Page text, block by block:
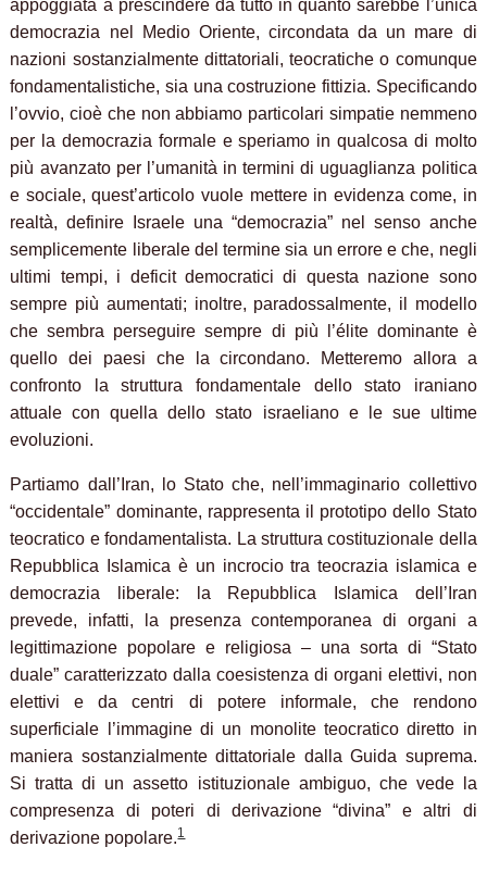
appoggiata a prescindere da tutto in quanto sarebbe l’unica
democrazia nel Medio Oriente, circondata da un mare di
nazioni sostanzialmente dittatoriali, teocratiche o comunque
fondamentalistiche, sia una costruzione fittizia. Specificando
l’ovvio, cioè che non abbiamo particolari simpatie nemmeno
per la democrazia formale e speriamo in qualcosa di molto
più avanzato per l’umanità in termini di uguaglianza politica
e sociale, quest’articolo vuole mettere in evidenza come, in
realtà, definire Israele una “democrazia” nel senso anche
semplicemente liberale del termine sia un errore e che, negli
ultimi tempi, i deficit democratici di questa nazione sono
sempre più aumentati; inoltre, paradossalmente, il modello
che sembra perseguire sempre di più l’élite dominante è
quello dei paesi che la circondano. Metteremo allora a
confronto la struttura fondamentale dello stato iraniano
attuale con quella dello stato israeliano e le sue ultime
evoluzioni.
Partiamo dall’Iran, lo Stato che, nell’immaginario collettivo
“occidentale” dominante, rappresenta il prototipo dello Stato
teocratico e fondamentalista. La struttura costituzionale della
Repubblica Islamica è un incrocio tra teocrazia islamica e
democrazia liberale: la Repubblica Islamica dell’Iran
prevede, infatti, la presenza contemporanea di organi a
legittimazione popolare e religiosa – una sorta di “Stato
duale” caratterizzato dalla coesistenza di organi elettivi, non
elettivi e da centri di potere informale, che rendono
superficiale l’immagine di un monolite teocratico diretto in
maniera sostanzialmente dittatoriale dalla Guida suprema.
Si tratta di un assetto istituzionale ambiguo, che vede la
compresenza di poteri di derivazione “divina” e altri di
derivazione popolare.1